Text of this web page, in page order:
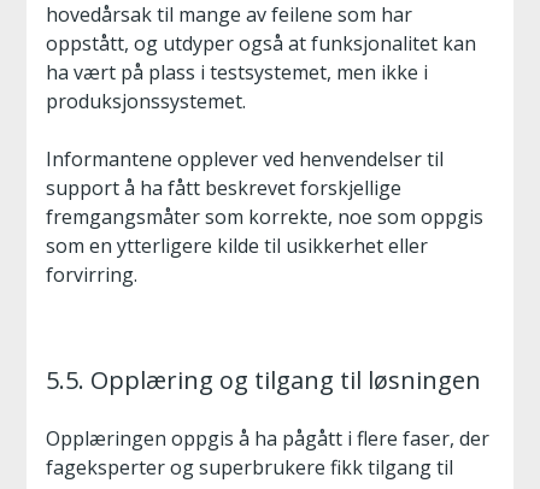
hovedårsak til mange av feilene som har
oppstått, og utdyper også at funksjonalitet kan
ha vært på plass i testsystemet, men ikke i
produksjonssystemet.
Informantene opplever ved henvendelser til
support å ha fått beskrevet forskjellige
fremgangsmåter som korrekte, noe som oppgis
som en ytterligere kilde til usikkerhet eller
forvirring.
5.5. Opplæring og tilgang til løsningen
Opplæringen oppgis å ha pågått i flere faser, der
fageksperter og superbrukere fikk tilgang til